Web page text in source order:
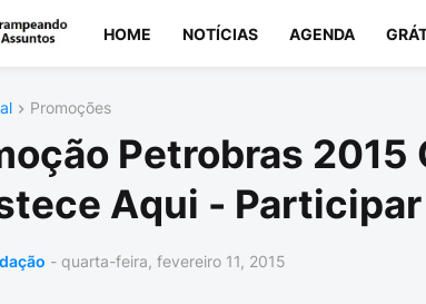
HOME NOTÍCIAS AGENDA
Promoções
Petrobras 2015
Aqui - Participar
- quarta-feira, fevereiro 11, 2015